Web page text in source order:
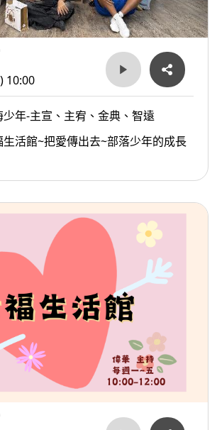
10:00
少年-主宣、主宥、金典、智遠
生活館~把愛傳出去~部落少年的成長